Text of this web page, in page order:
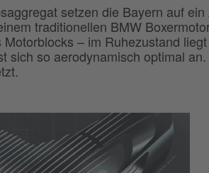
setzen die Bayern auf
traditionellen BMW
Motorblocks – im Ruhezustand
sich so aerodynamisch optimal